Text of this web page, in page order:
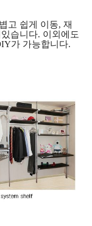
고 쉽게 이동, 재
있습니다. 이외에도
가 가능합니다.